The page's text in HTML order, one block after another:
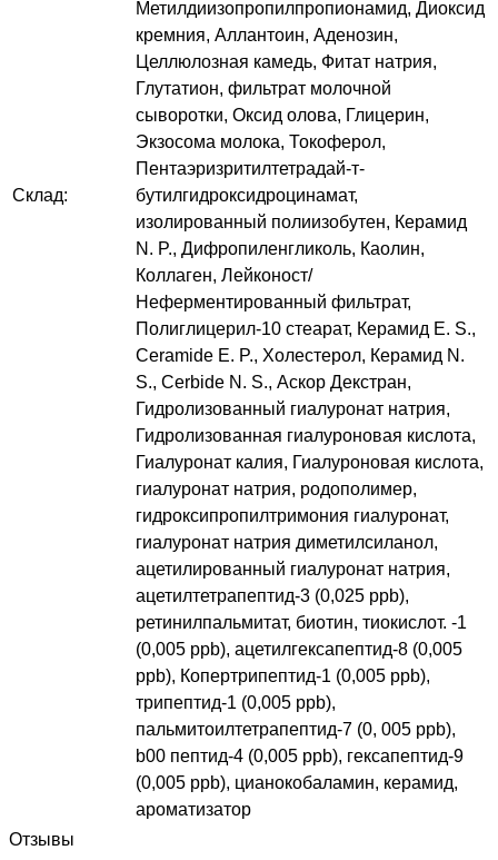
Склад:
Метилдиизопропилпропионамид, Диоксид
кремния, Аллантоин, Аденозин,
Целлюлозная камедь, Фитат натрия,
Глутатион, фильтрат молочной
сыворотки, Оксид олова, Глицерин,
Экзосома молока, Токоферол,
Пентаэризритилтетрадай-т-
бутилгидроксидроцинамат,
изолированный полиизобутен, Керамид
N. P., Дифропиленгликоль, Каолин,
Коллаген, Лейконост/
Неферментированный фильтрат,
Полиглицерил-10 стеарат, Керамид E. S.,
Ceramide E. P., Холестерол, Керамид N.
S., Cerbide N. S., Аскор Декстран,
Гидролизованный гиалуронат натрия,
Гидролизованная гиалуроновая кислота,
Гиалуронат калия, Гиалуроновая кислота,
гиалуронат натрия, родополимер,
гидроксипропилтримония гиалуронат,
гиалуронат натрия диметилсиланол,
ацетилированный гиалуронат натрия,
ацетилтетрапептид-3 (0,025 ppb),
ретинилпальмитат, биотин, тиокислот. -1
(0,005 ppb), ацетилгексапептид-8 (0,005
ppb), Копертрипептид-1 (0,005 ppb),
трипептид-1 (0,005 ppb),
пальмитоилтетрапептид-7 (0, 005 ppb),
b00 пептид-4 (0,005 ppb), гексапептид-9
(0,005 ppb), цианокобаламин, керамид,
ароматизатор
Отзывы